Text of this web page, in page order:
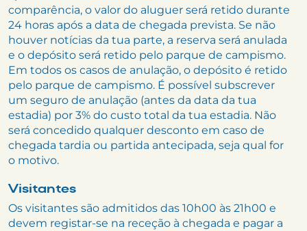
comparência, o valor do aluguer será retido durante
24 horas após a data de chegada prevista. Se não
houver notícias da tua parte, a reserva será anulada
e o depósito será retido pelo parque de campismo.
Em todos os casos de anulação, o depósito é retido
pelo parque de campismo. É possível subscrever
um seguro de anulação (antes da data da tua
estadia) por 3% do custo total da tua estadia. Não
será concedido qualquer desconto em caso de
chegada tardia ou partida antecipada, seja qual for
o motivo.
Visitantes
Os visitantes são admitidos das 10h00 às 21h00 e
devem registar-se na receção à chegada e pagar a